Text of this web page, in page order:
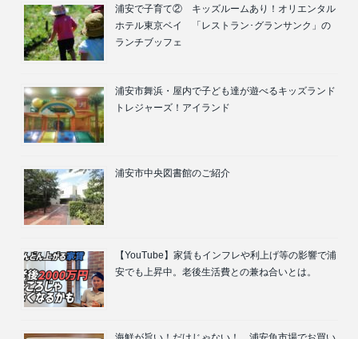
浦安で子育て② キッズルームあり！オリエンタル
ホテル東京ベイ 「レストラン･グランサンク」の
ランチブッフェ
浦安市舞浜・屋内で子ども達が遊べるキッズランド
トレジャーズ！アイランド
浦安市中央図書館のご紹介
【YouTube】家賃もインフレや利上げ等の影響で浦
安でも上昇中。老後生活費との兼ね合いとは。